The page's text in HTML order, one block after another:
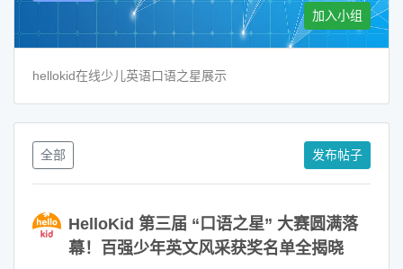
加入小组
hellokid在线少儿英语口语之星展示
发布帖子
全部
HelloKid 第三届 “口语之星” 大赛圆满落
幕！百强少年英文风采获奖名单全揭晓